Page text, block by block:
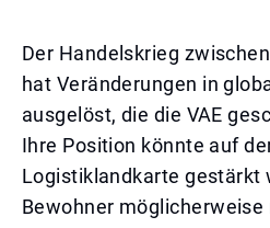
Der Handelskrieg
hat Veränderungen in
ausgelöst, die die VAE
Ihre Position könnte auf
Logistiklandkarte gestärkt
Bewohner möglicherweise